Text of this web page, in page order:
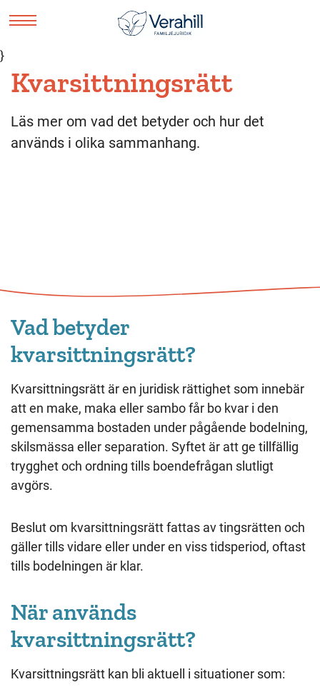
}
Kvarsittningsrätt
Läs mer om vad det betyder och hur det
används i olika sammanhang.
Vad betyder
kvarsittningsrätt?
Kvarsittningsrätt är en juridisk rättighet som innebär
att en make, maka eller sambo får bo kvar i den
gemensamma bostaden under pågående bodelning,
skilsmässa eller separation. Syftet är att ge tillfällig
trygghet och ordning tills boendefrågan slutligt
avgörs.
Beslut om kvarsittningsrätt fattas av tingsrätten och
gäller tills vidare eller under en viss tidsperiod, oftast
tills bodelningen är klar.
När används
kvarsittningsrätt?
Kvarsittningsrätt kan bli aktuell i situationer som: